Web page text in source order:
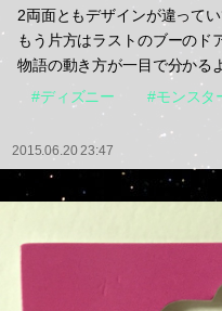
2両面ともデザインが違って
もう片方はラストのブーのド
物語の動き方が一目で分かる
#ディズニー
#モンスタ
2015.06.20 23:47